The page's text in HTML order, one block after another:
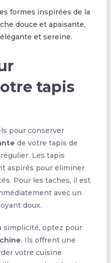
formes inspirées de la
douce et apaisante,
et sereine.
tapis
pour conserver
de votre tapis de
Les tapis
aspirés pour éliminer
Pour les taches, il est
avec un
doux.
simplicité, optez pour
. Ils offrent une
votre cuisine